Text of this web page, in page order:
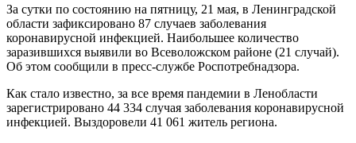
За сутки по состоянию на пятницу, 21 мая, в Ленинградской
области зафиксировано 87 случаев заболевания
коронавирусной инфекцией. Наибольшее количество
заразившихся выявили во Всеволожском районе (21 случай).
Об этом сообщили в пресс-службе Роспотребнадзора.
Как стало известно, за все время пандемии в Ленобласти
зарегистрировано 44 334 случая заболевания коронавирусной
инфекцией. Выздоровели 41 061 житель региона.